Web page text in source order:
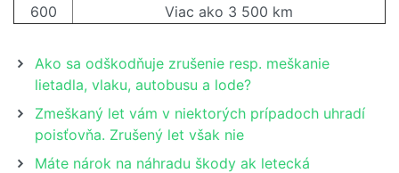
600
Viac ako 3 500 km
Ako sa odškodňuje zrušenie resp. meškanie
lietadla, vlaku, autobusu a lode?
Zmeškaný let vám v niektorých prípadoch uhradí
poisťovňa. Zrušený let však nie
Máte nárok na náhradu škody ak letecká